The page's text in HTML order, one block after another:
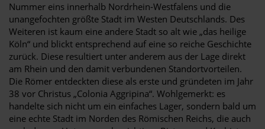
Nummer eins innerhalb Nordrhein-Westfalens und die
unangefochten größte Stadt im Westen Deutschlands. Des
Weiteren ist kaum eine andere Stadt so alt wie „das heilige
Köln“ und blickt entsprechend auf eine so reiche Geschichte
zurück. Diese resultiert unter anderem aus der Lage direkt
am Rhein und den damit verbundenen Standortvorteilen.
Die Römer entdeckten diese als erste und gründeten im Jahr
38 vor Christus „Colonia Aggripina“. Wohlgemerkt: es
handelte sich nicht um ein einfaches Lager, sondern bald um
eine echte Stadt im Norden des Römischen Reichs, die auch